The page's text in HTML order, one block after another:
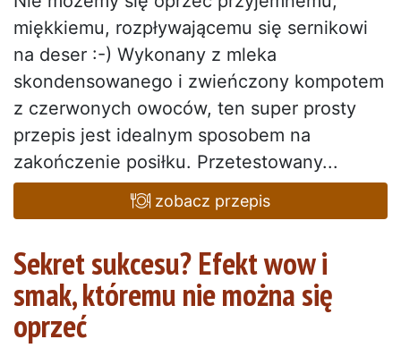
miękkiemu, rozpływającemu się sernikowi
na deser :-) Wykonany z mleka
skondensowanego i zwieńczony kompotem
z czerwonych owoców, ten super prosty
przepis jest idealnym sposobem na
zakończenie posiłku. Przetestowany...
zobacz przepis
Sekret sukcesu? Efekt wow i
smak, któremu nie można się
oprzeć